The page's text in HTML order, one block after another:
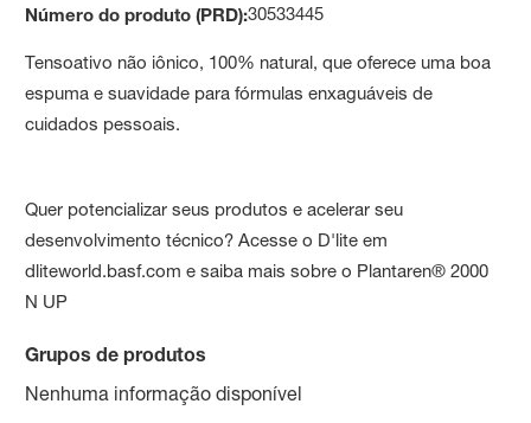
Número do produto (PRD):30533445
Tensoativo não iônico, 100% natural, que oferece uma boa
espuma e suavidade para fórmulas enxaguáveis de
cuidados pessoais.
Quer potencializar seus produtos e acelerar seu
desenvolvimento técnico? Acesse o D'lite em
dliteworld.basf.com e saiba mais sobre o Plantaren® 2000
N UP
Grupos de produtos
Nenhuma informação disponível